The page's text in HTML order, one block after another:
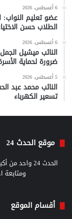
6 أغسطس، 2026
عضو تعليم النواب:
الطلاب حسن
6 أغسطس، 2026
النائب ميشيل
ضرورة لحماية
5 أغسطس، 2026
النائب محمد عبد
تسعير الكهرباء
موقع الحدث 24
الحدث 24
ومتابعة
أقسام الموقع